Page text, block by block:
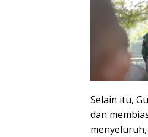
Selain itu,
dan